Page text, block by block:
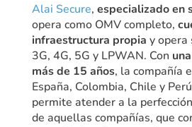
Alai Secure, especializado en
opera como OMV completo,
infraestructura propia y opera
3G, 4G, 5G y LPWAN. Con
más de 15 años, la compañía
España, Colombia, Chile y
permite atender a la
de aquellas compañías, que